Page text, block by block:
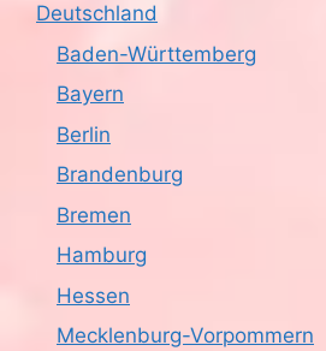
Deutschland
Baden-Württemberg
Bayern
Berlin
Brandenburg
Bremen
Hamburg
Hessen
Mecklenburg-Vorpommern